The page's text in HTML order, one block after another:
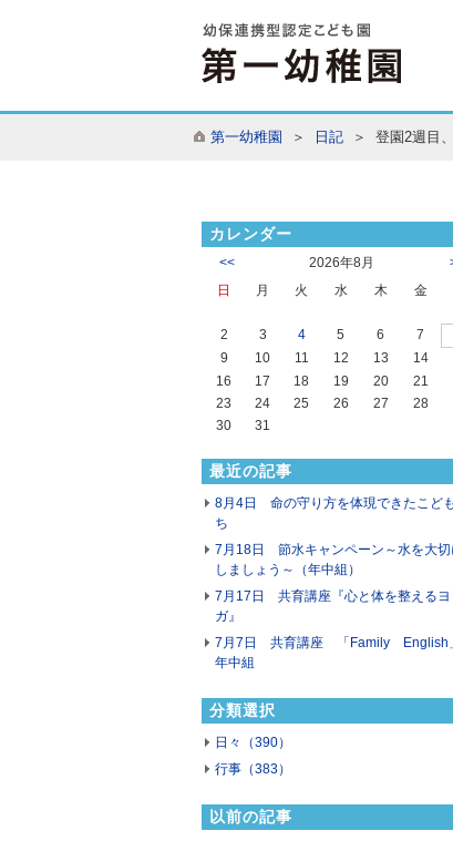
第一幼稚園 ＞ 日記＞ 登園2週目、
カレンダー
<< 2026年8月
日 月 火 水 木 金
2
3 4 5 6 7
9
10 11 12 13 14
16
17 18 19 20 21
23
24 25 26 27 28
30
31
最近の記事
8月4日 命の守り方を体現できたこど
ち
7月18日 節水キャンペーン～水を大切
しましょう～（年中組）
7月17日 共育講座『心と体を整えるヨ
ガ』
7月7日 共育講座 「Family English
年中組
分類選択
日々（390）
行事（383）
以前の記事